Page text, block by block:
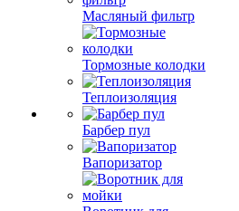
Масляный фильтр
Тормозные колодки
Теплоизоляция
Барбер пул
Вапоризатор